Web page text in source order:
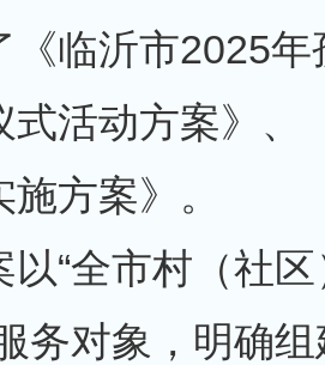
《临沂市2025
式活动方案》、
方案》。
全市村（社区
务对象，明确